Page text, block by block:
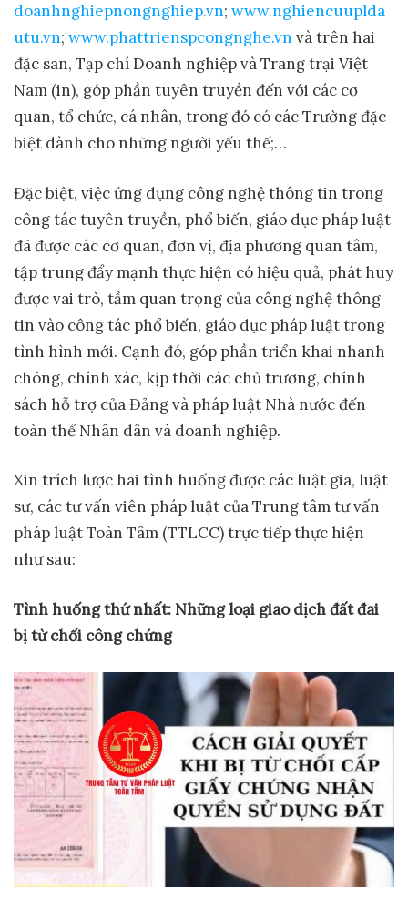
doanhnghiepnongnghiep.vn; www.nghiencuuplda
utu.vn; www.phattrienspcongnghe.vn và trên hai
đặc san, Tạp chí Doanh nghiệp và Trang trại Việt
Nam (in), góp phần tuyên truyền đến với các cơ
quan, tổ chức, cá nhân, trong đó có các Trường đặc
biệt dành cho những người yếu thế;…
Đặc biệt, việc ứng dụng công nghệ thông tin trong
công tác tuyên truyền, phổ biến, giáo dục pháp luật
đã được các cơ quan, đơn vị, địa phương quan tâm,
tập trung đẩy mạnh thực hiện có hiệu quả, phát huy
được vai trò, tầm quan trọng của công nghệ thông
tin vào công tác phổ biến, giáo dục pháp luật trong
tình hình mới. Cạnh đó, góp phần triển khai nhanh
chóng, chính xác, kịp thời các chủ trương, chính
sách hỗ trợ của Đảng và pháp luật Nhà nước đến
toàn thể Nhân dân và doanh nghiệp.
Xin trích lược hai tình huống được các luật gia, luật
sư, các tư vấn viên pháp luật của Trung tâm tư vấn
pháp luật Toàn Tâm (TTLCC) trực tiếp thực hiện
như sau:
Tìnhhuống thứ nhất: Những loại giao dịch đất đai
bị từ chối công chứng